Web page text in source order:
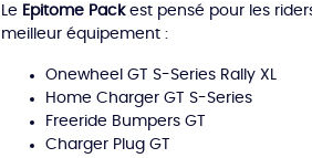
Le Epitome Packest pensé pour les
meilleur équipement :
Onewheel GT S-Series Rally XL
Home Charger GT S-Series
Freeride Bumpers GT
Charger Plug GT